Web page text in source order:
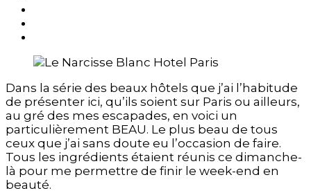
Dans la série des beaux hôtels que j’ai l’habitude
de présenter ici, qu’ils soient sur Paris ou ailleurs,
au gré des mes escapades, en voici un
particulièrement BEAU. Le plus beau de tous
ceux que j’ai sans doute eu l’occasion de faire.
Tous les ingrédients étaient réunis ce dimanche-
là pour me permettre de finir le week-end en
beauté.